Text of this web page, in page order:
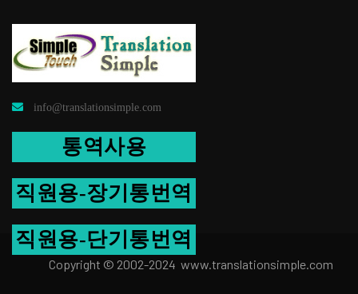
info@translationsimple.com
통역사용
직원용-장기통번역
직원용-단기통번역
Copyright © 2002-2024